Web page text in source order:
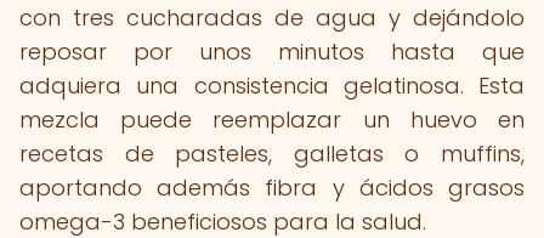
con tres cucharadas de agua y dejándolo
reposar por unos minutos hasta que
adquiera una consistencia gelatinosa. Esta
mezcla puede reemplazar un huevo en
recetas de pasteles, galletas o muffins,
aportando además fibra y ácidos grasos
omega-3 beneficiosos para la salud.